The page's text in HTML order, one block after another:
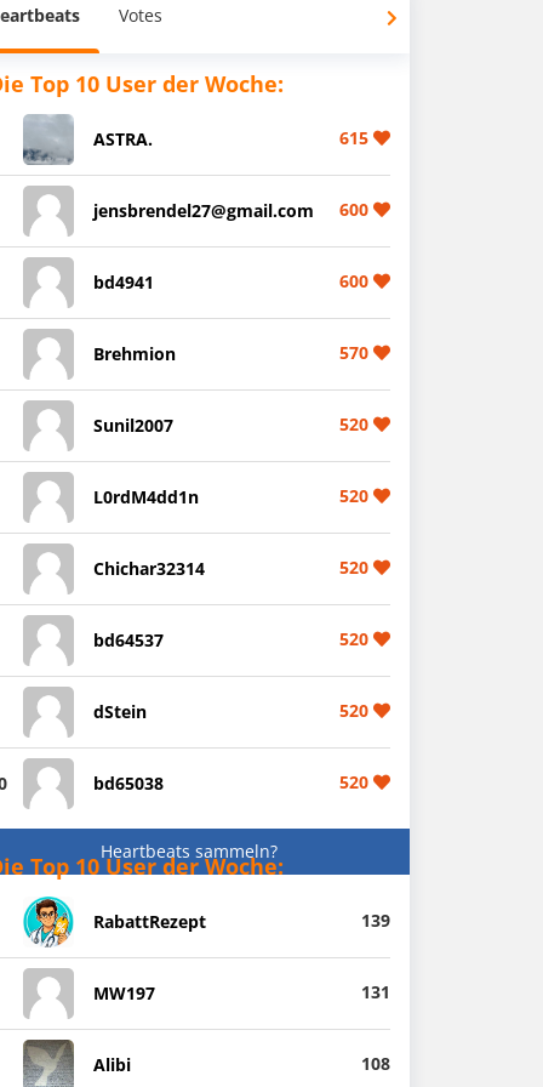
Votes
Top 10 User der Woche:
ASTRA. 615
jensbrendel27@gmail.com 600
bd4941 600
Brehmion 570
Sunil2007 520
L0rdM4dd1n 520
Chichar32314 520
bd64537 520
dStein 520
bd65038 520
Heartbeats sammeln?
Top 10 User der Woche:
RabattRezept 139
MW197 131
Alibi 108